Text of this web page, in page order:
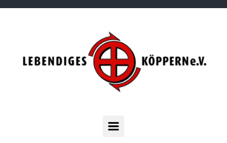
Zum Hauptinhalt springen